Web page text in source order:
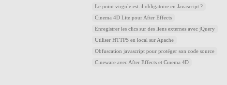
Le point virgule est-il obligatoire en Javascript ?
Cinema 4D Lite pour After Effects
Enregistrer les clics sur des liens externes avec jQuery
Utiliser HTTPS en local sur Apache
Obfuscation javascript pour protéger son code source
Cineware avec After Effects et Cinema 4D